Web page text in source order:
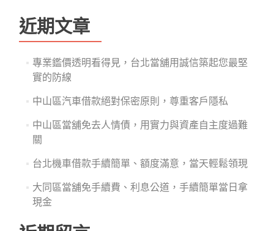
鍵
字:
近期文章
專業鑑價透明看得見，台北當舖用誠信築起您最堅
實的防線
中山區汽車借款絕對保密原則，尊重客戶隱私
中山區當舖免去人情債，用實力與資產自主度過難
關
台北機車借款手續簡單、額度滿意，當天輕鬆領現
大同區當舖免手續費、利息公道，手續簡單當日拿
現金